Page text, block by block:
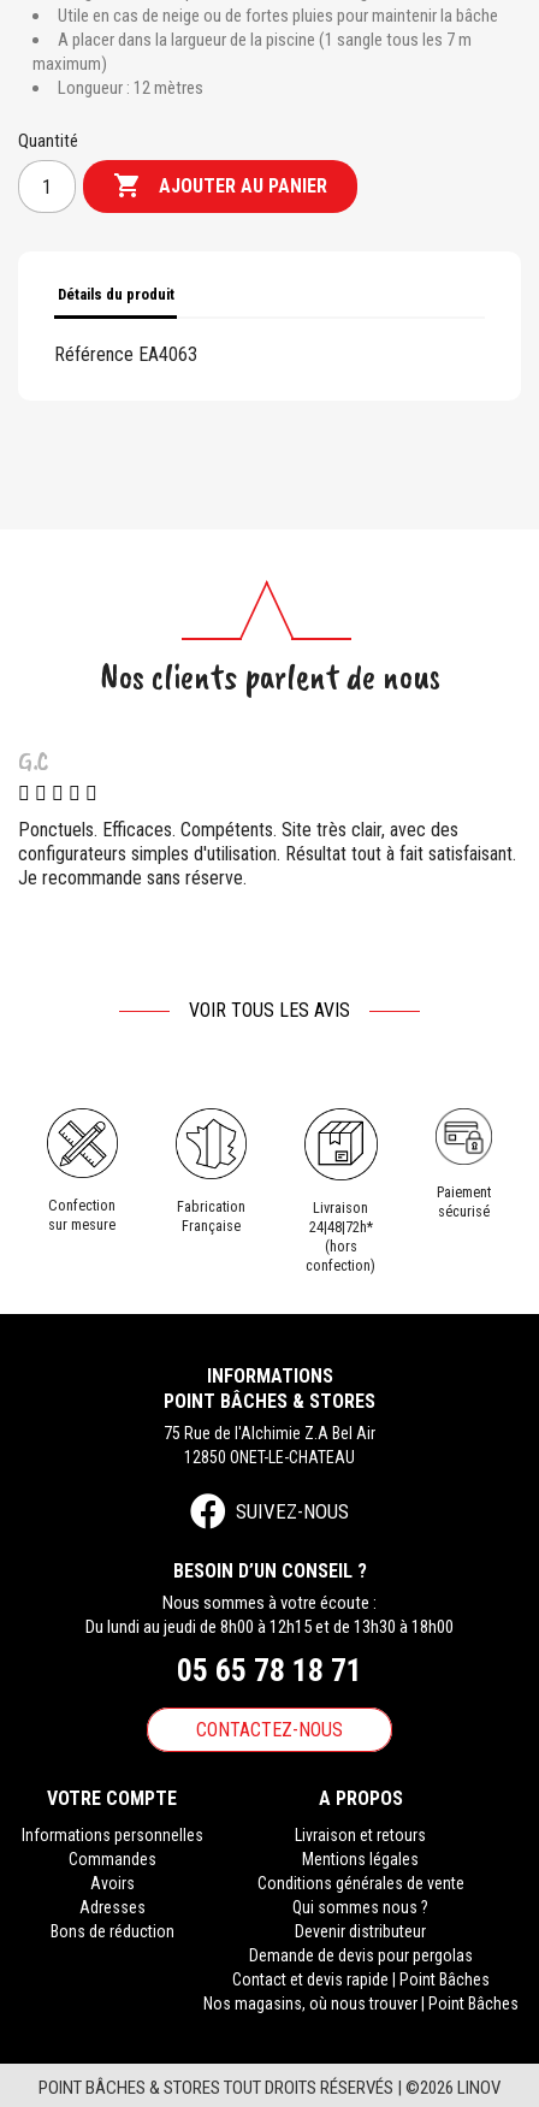
Utile en cas de neige ou de fortes pluies pour maintenir la bâche
A placer dans la largueur de la piscine (1 sangle tous les 7 m
maximum)
Longueur : 12 mètres
Quantité
 AJOUTER AU PANIER
Détails du produit
Référence EA4063
Nos clients parlent de nous
G.C
Ponctuels. Efficaces. Compétents. Site très clair, avec des
configurateurs simples d'utilisation. Résultat tout à fait satisfaisant.
Je recommande sans réserve.
VOIR TOUS LES AVIS
Confection
sur mesure
Fabrication
Française
Livraison
24|48|72h*
(hors
confection)
Paiement
sécurisé
INFORMATIONS
POINT BÂCHES & STORES
75 Rue de l'Alchimie Z.A Bel Air
12850 ONET-LE-CHATEAU
SUIVEZ-NOUS
BESOIN D’UN CONSEIL ?
Nous sommes à votre écoute :
Du lundi au jeudi de 8h00 à 12h15 et de 13h30 à 18h00
05 65 78 18 71
CONTACTEZ-NOUS
VOTRE COMPTE
Informations personnelles
Commandes
Avoirs
Adresses
Bons de réduction
A PROPOS
Livraison et retours
Mentions légales
Conditions générales de vente
Qui sommes nous ?
Devenir distributeur
Demande de devis pour pergolas
Contact et devis rapide | Point Bâches
Nos magasins, où nous trouver | Point Bâches
POINT BÂCHES & STORES TOUT DROITS RÉSERVÉS | ©2026 LINOV